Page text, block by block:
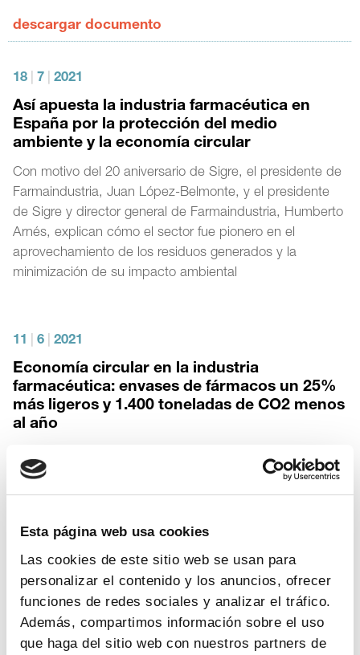
Esta página web usa cookies
Las cookies de este sitio web se usan para
personalizar el contenido y los anuncios, ofrecer
funciones de redes sociales y analizar el tráfico.
Además, compartimos información sobre el uso
que haga del sitio web con nuestros partners de
descargar documento
18 7 2021
Así apuesta la industria farmacéutica en
España por la protección del medio
ambiente y la economía circular
Con motivo del 20 aniversario de Sigre, el presidente de
Farmaindustria, Juan López-Belmonte, y el presidente
de Sigre y director general de Farmaindustria, Humberto
Arnés, explican cómo el sector fue pionero en el
aprovechamiento de los residuos generados y la
minimización de su impacto ambiental
11 6 2021
Economía circular en la industria
farmacéutica: envases de fármacos un 25%
más ligeros y 1.400 toneladas de CO2 menos
al año
de ecodiseño en sus embalajes, lo que ahorra cada año
más de 150 toneladas de materias primas
Sigre, la iniciativa para la gestión de residuos de
medicamentos impulsada por compañías farmacéuticas,
distribuidores y farmacias, cumple 20 años
El reciclaje de envases de fármacos en estas dos
décadas ha evitado la tala de 165.000 árboles,